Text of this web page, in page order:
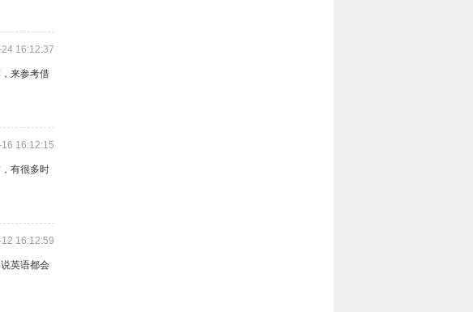
16:12:37
来参考借
16:12:15
有很多时
16:12:59
英语都会